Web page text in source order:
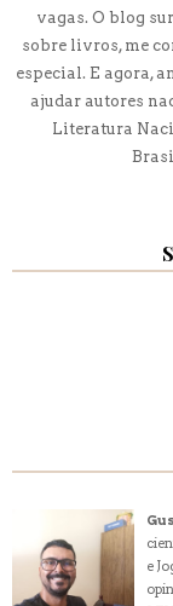
vagas. O blog
sobre livros, me
especial. E agora,
ajudar autores
Literatura
e